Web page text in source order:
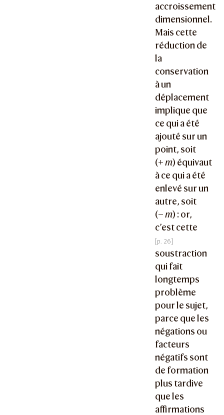
accroissement
dimensionnel.
Mais cette
réduction de
la
conservation
à un
déplacement
implique que
ce qui a été
ajouté sur un
point, soit
(+m) équivaut
à ce qui a été
enlevé sur un
autre, soit
(−m) : or,
c’est cette
soustraction
qui fait
longtemps
problème
pour le sujet,
parce que les
négations ou
facteurs
négatifs sont
de formation
plus tardive
que les
affirmations